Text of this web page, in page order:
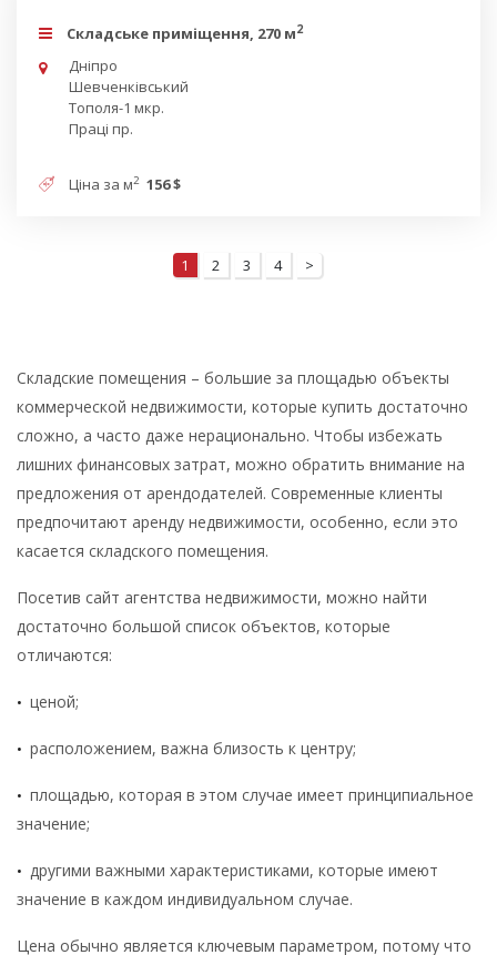
Складське приміщення, 270 м2
Дніпро
Шевченківський
Тополя-1 мкр.
Праці пр.
Ціна за м2 156 $
1 2 3 4 >
Складские помещения – большие за площадью объекты
коммерческой недвижимости, которые купить достаточно
сложно, а часто даже нерационально. Чтобы избежать
лишних финансовых затрат, можно обратить внимание на
предложения от арендодателей. Современные клиенты
предпочитают аренду недвижимости, особенно, если это
касается складского помещения.
Посетив сайт агентства недвижимости, можно найти
достаточно большой список объектов, которые
отличаются:
• ценой;
• расположением, важна близость к центру;
• площадью, которая в этом случае имеет принципиальное
значение;
• другими важными характеристиками, которые имеют
значение в каждом индивидуальном случае.
Цена обычно является ключевым параметром, потому что